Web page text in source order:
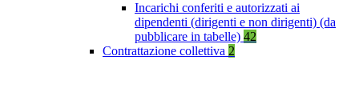
Incarichi conferiti e autorizzati ai
dipendenti (dirigenti e non dirigenti) (da
pubblicare in tabelle) 42
Contrattazione collettiva 2